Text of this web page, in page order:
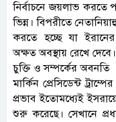
নির্বাচনে জয়লাভ করতে
ভিন্ন। বিপরীতে
করতে হচ্ছে যা
অক্ষত অবস্থায় রেখে দেবে।
চুক্তি ও সম্পর্কের অবনতি
মার্কিন প্রেসিডেন্ট
প্রভাব ইতোমধ্যেই
শুরু করেছে। সেখানে